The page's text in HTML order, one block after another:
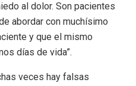
al dolor. Son pacientes
abordar con muchísimo
y que el mismo
días de vida”.
veces hay falsas